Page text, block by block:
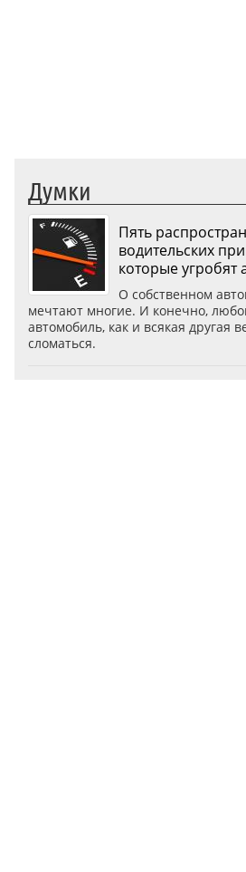
Думки
Пять
водительских
которые угробят
О собственном
мечтают многие. И конечно,
автомобиль, как и всякая другая
сломаться.